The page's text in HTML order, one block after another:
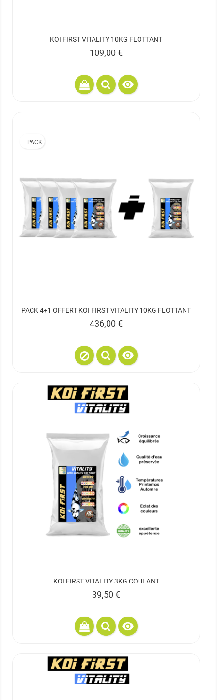
KOI FIRST VITALITY 10KG FLOTTANT
Prix
109,00 €

PACK
PACK 4+1 OFFERT KOI FIRST VITALITY 10KG FLOTTANT
Prix
436,00 €

KOI FIRST VITALITY 3KG COULANT
Prix
39,50 €
